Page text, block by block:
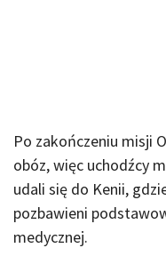
Po zakończeniu misji
obóz, więc uchodźcy
udali się do Kenii,
pozbawieni
medycznej.